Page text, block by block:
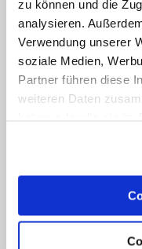
zu können und die
analysieren.
Verwendung unserer
soziale Medien,
Partner führen diese
weiteren Daten
einem
zu nennen, wie
geschehen ist",
Dinge sind
Vergleich sind
Es sei
systematische